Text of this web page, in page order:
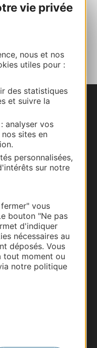
vie privée
nous et nos
utiles pour :
des statistiques
et suivre la
analyser vos
sites en
personnalisées,
sur notre
vous
bouton "Ne pas
d'indiquer
nécessaires au
déposés. Vous
tout moment ou
notre politique